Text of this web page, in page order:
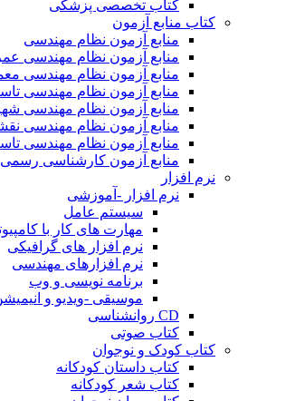
کتاب تخصصی پزشکی
کتاب منابع آزمون
منابع آزمون نظام مهندسی
منابع آزمون نظام مهندسی
منابع آزمون نظام مهندسی
منابع آزمون نظام مهندسی
منابع آزمون نظام مهندسی
منابع آزمون نظام مهندسی
منابع آزمون نظام مهندسی
منابع آزمون کارشناسی رسمی
نرم افزار
نرم افزار -آموزشی
سیستم عامل
مهارت های کار با
نرم افزار های گرافیکی
نرم افزارهای مهندسی
برنامه نویسی و وب
موسیقی -ویدیو و
CD روانشناسی
کتاب صوتی
کتاب کودک و نوجوان
کتاب داستان کودکانه
کتاب شعر کودکانه